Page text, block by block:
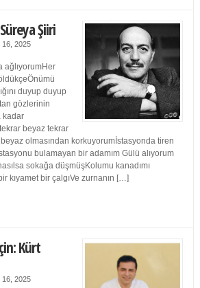
Şiiri
16, 2025
ağlıyorumHer
duyup duyup
gözlerinin
kadar
beyaz tekrar
olmasından korkuyorumİstasyonda tiren
bulamayan bir adamım Gülü alıyorum
sokağa düşmüşKolumu kanadımı
kıyamet bir çalgıVe zurnanın […]
Kürt
16, 2025